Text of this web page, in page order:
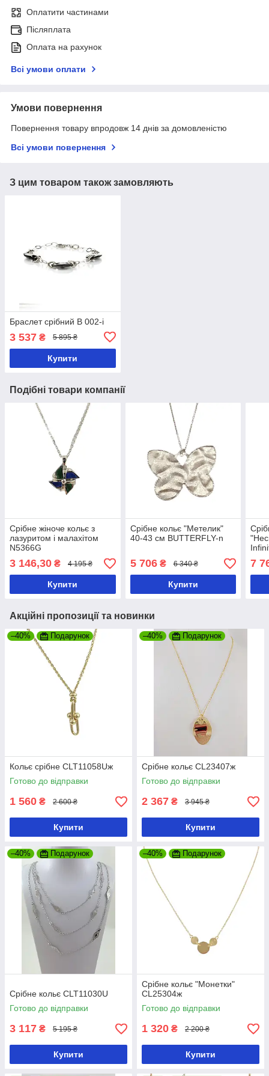
Оплатити частинами
Післяплата
Оплата на рахунок
Всі умови оплати
Умови повернення
Повернення товару впродовж 14 днів за домовленістю
Всі умови повернення
З цим товаром також замовляють
Браслет срібний B 002-i
3 537 ₴ 5 895 ₴
Купити
Подібні товари компанії
Срібне жіноче кольє з
лазуритом і малахітом
N5366G
3 146,30 ₴ 4 195 ₴
Купити
Срібне кольє "Метелик"
40-43 см BUTTERFLY-n
5 706₴ 6 340 ₴
Купити
7
Акційні пропозиції та новинки
–40% Подарунок
Кольє срібне CLT11058Uж
Готово до відправки
1 560 ₴ 2 600 ₴
Купити
–40% Подарунок
Срібне кольє CL23407ж
Готово до відправки
2 367 ₴ 3 945 ₴
Купити
–40% Подарунок
Срібне кольє CLT11030U
Готово до відправки
3 117 ₴ 5 195 ₴
Купити
–40% Подарунок
Срібне кольє "Монетки"
CL25304ж
Готово до відправки
1 320 ₴ 2 200 ₴
Купити